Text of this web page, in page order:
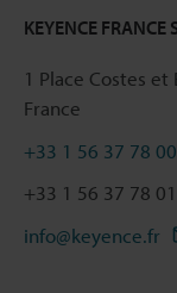
KEYENCE FRANCE
1 Place Costes
France
+33 1 56 37 78 00
+33 1 56 37 78
info@keyence.fr